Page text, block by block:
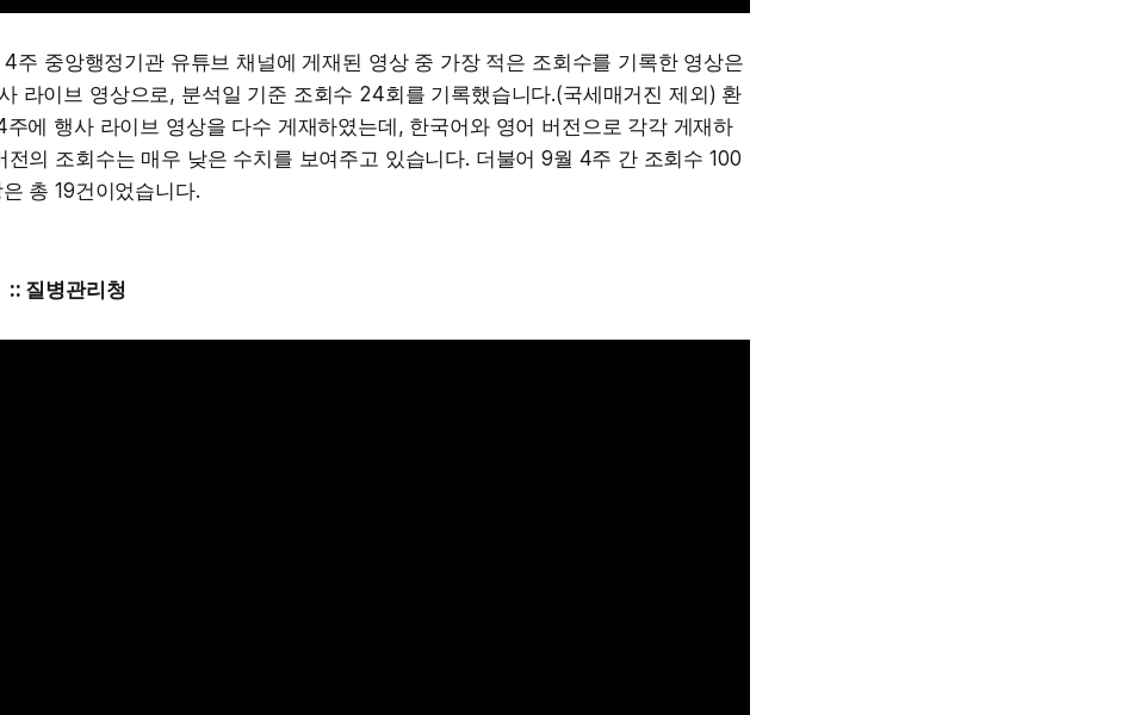
주 중앙행정기관 유튜브 채널에 게재된 영상 중 가장 적은 조회수를 기록한 영상은
라이브 영상으로, 분석일 기준 조회수 24회를 기록했습니다.(국세매거진 제외) 환
주에 행사 라이브 영상을 다수 게재하였는데, 한국어와 영어 버전으로 각각 게재하
전의 조회수는 매우 낮은 수치를 보여주고 있습니다. 더불어 9월 4주 간 조회수 100
총 19건이었습니다.
:: 질병관리청